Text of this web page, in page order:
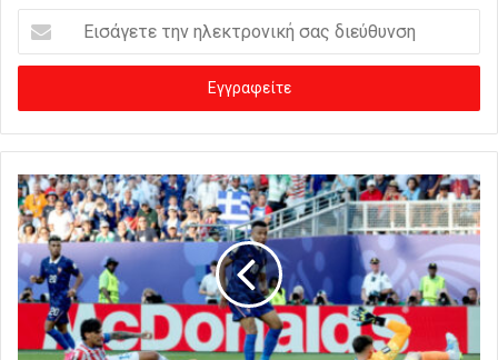
σ
γ
ε
ε
τ
η
η
λ
κ